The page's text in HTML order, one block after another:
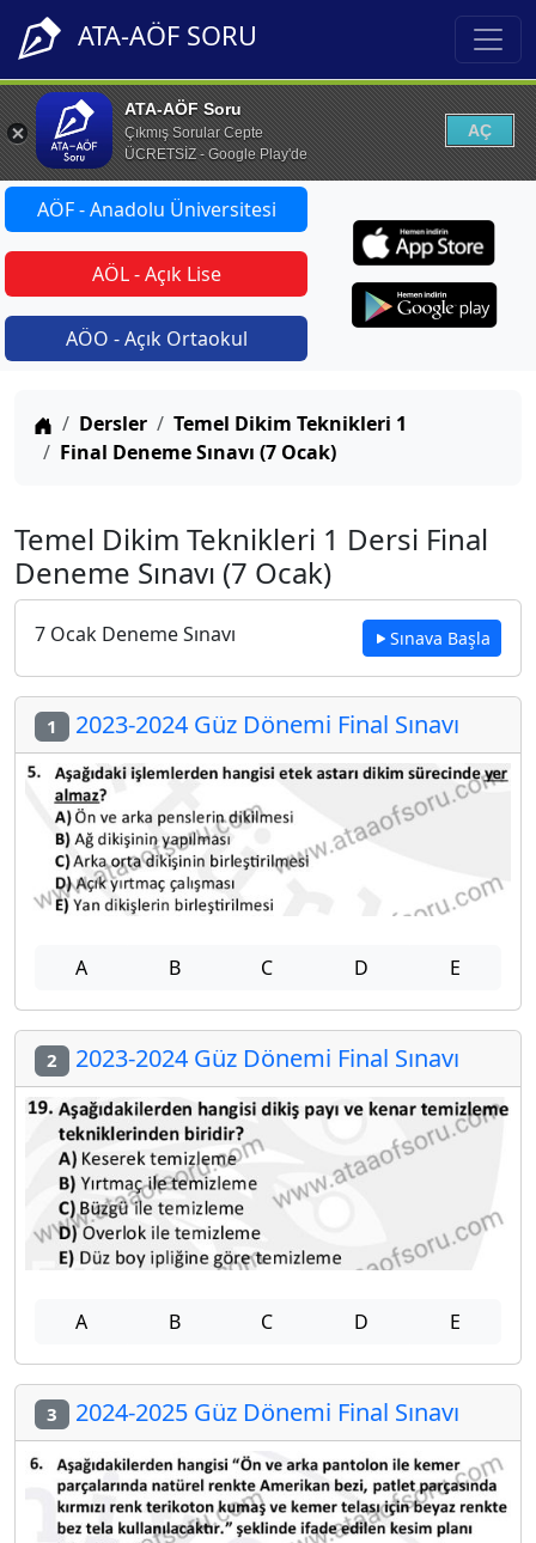
ATA-AÖF SORU
ATA-AÖF Soru
Çıkmış Sorular Cepte
ÜCRETSİZ - Google Play'de
AÇ
AÖF - Anadolu Üniversitesi
AÖL - Açık Lise
AÖO - Açık Ortaokul
Anasayfa
Dersler
Temel Dikim Teknikleri 1
Final Deneme Sınavı (7 Ocak)
Temel Dikim Teknikleri 1 Dersi Final
Deneme Sınavı (7 Ocak)
7 Ocak Deneme Sınavı Sınava Başla
1 2023-2024 Güz Dönemi Final Sınavı
A B C D E
2 2023-2024 Güz Dönemi Final Sınavı
A B C D E
3 2024-2025 Güz Dönemi Final Sınavı